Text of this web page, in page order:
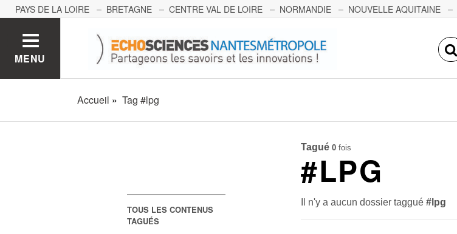
PAYS DE LA LOIRE BRETAGNE CENTRE VAL DE LOIRE NORMANDIE NOUVELLE AQUITAINE
MENU
Accueil Tag #lpg
TOUS LES CONTENUS
TAGUÉS
Tagué 0 fois
#LPG
Il n'y a aucun dossier taggué#lpg